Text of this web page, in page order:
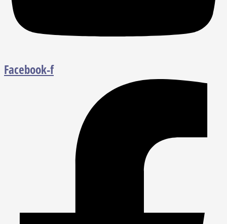
Facebook-f